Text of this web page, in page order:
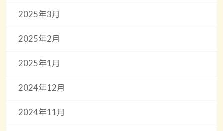
2025年3月
2025年2月
2025年1月
2024年12月
2024年11月